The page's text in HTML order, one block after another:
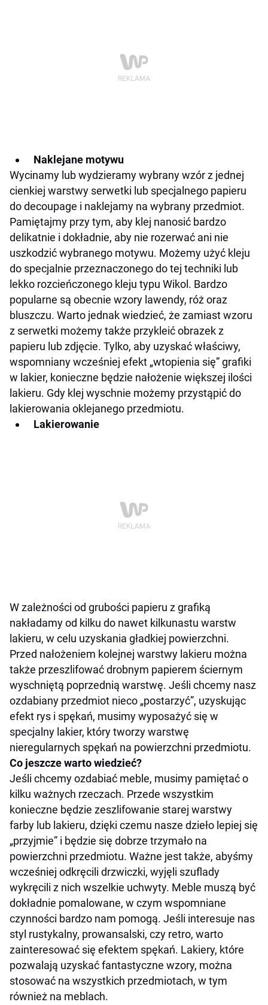
Naklejane motywu
Wycinamy lub wydzieramy wybrany wzór z jednej
cienkiej warstwy serwetki lub specjalnego papieru
do decoupage i naklejamy na wybrany przedmiot.
Pamiętajmy przy tym, aby klej nanosić bardzo
delikatnie i dokładnie, aby nie rozerwać ani nie
uszkodzić wybranego motywu. Możemy użyć kleju
do specjalnie przeznaczonego do tej techniki lub
lekko rozcieńczonego kleju typu Wikol. Bardzo
popularne są obecnie wzory lawendy, róż oraz
bluszczu. Warto jednak wiedzieć, że zamiast wzoru
z serwetki możemy także przykleić obrazek z
papieru lub zdjęcie. Tylko, aby uzyskać właściwy,
wspomniany wcześniej efekt „wtopienia się” grafiki
w lakier, konieczne będzie nałożenie większej ilości
lakieru. Gdy klej wyschnie możemy przystąpić do
lakierowania oklejanego przedmiotu.
Lakierowanie
W zależności od grubości papieru z grafiką
nakładamy od kilku do nawet kilkunastu warstw
lakieru, w celu uzyskania gładkiej powierzchni.
Przed nałożeniem kolejnej warstwy lakieru można
także przeszlifować drobnym papierem ściernym
wyschniętą poprzednią warstwę. Jeśli chcemy nasz
ozdabiany przedmiot nieco „postarzyć”, uzyskując
efekt rys i spękań, musimy wyposażyć się w
specjalny lakier, który tworzy warstwę
nieregularnych spękań na powierzchni przedmiotu.
Co jeszcze warto wiedzieć?
Jeśli chcemy ozdabiać meble, musimy pamiętać o
kilku ważnych rzeczach. Przede wszystkim
konieczne będzie zeszlifowanie starej warstwy
farby lub lakieru, dzięki czemu nasze dzieło lepiej się
„przyjmie” i będzie się dobrze trzymało na
powierzchni przedmiotu. Ważne jest także, abyśmy
wcześniej odkręcili drzwiczki, wyjęli szuflady
wykręcili z nich wszelkie uchwyty. Meble muszą być
dokładnie pomalowane, w czym wspomniane
czynności bardzo nam pomogą. Jeśli interesuje nas
styl rustykalny, prowansalski, czy retro, warto
zainteresować się efektem spękań. Lakiery, które
pozwalają uzyskać fantastyczne wzory, można
stosować na wszystkich przedmiotach, w tym
również na meblach.